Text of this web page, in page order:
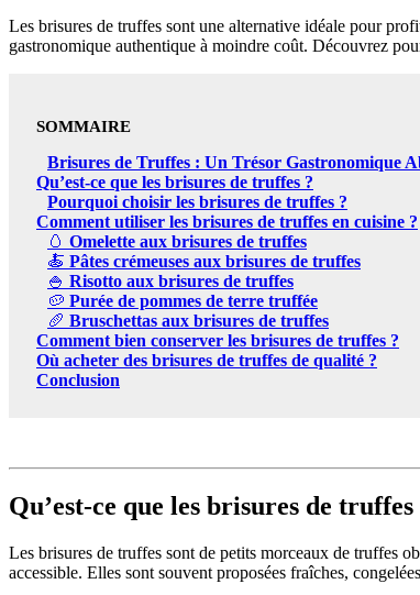
Les brisures de truffes sont une alternative idéale pour
gastronomique authentique à moindre coût. Découvrez
SOMMAIRE
Brisures de Truffes : Un Trésor Gastronomique
Qu’est-ce que les brisures de truffes ?
Pourquoi choisir les brisures de truffes ?
Comment utiliser les brisures de truffes en cuisine ?
🥚 Omelette aux brisures de truffes
🍝 Pâtes crémeuses aux brisures de truffes
🍚 Risotto aux brisures de truffes
🥔 Purée de pommes de terre truffée
🥖 Bruschettas aux brisures de truffes
Comment bien conserver les brisures de truffes ?
Où acheter des brisures de truffes de qualité ?
Conclusion
Qu’est-ce que les brisures de truffes
Les brisures de truffes sont de petits morceaux de truffes
accessible. Elles sont souvent proposées fraîches,